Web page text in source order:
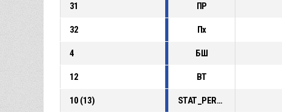
31 ПР
32 Пх
4 БШ
12 ВТ
10 (13) STAT_PERSONMATCH_BASKETBALL_sFoulsPersonal_ABBREV